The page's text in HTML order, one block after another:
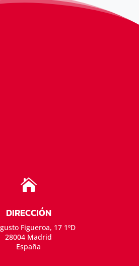

DIRECCIÓN
Figueroa, 17 1ºD
28004 Madrid
España